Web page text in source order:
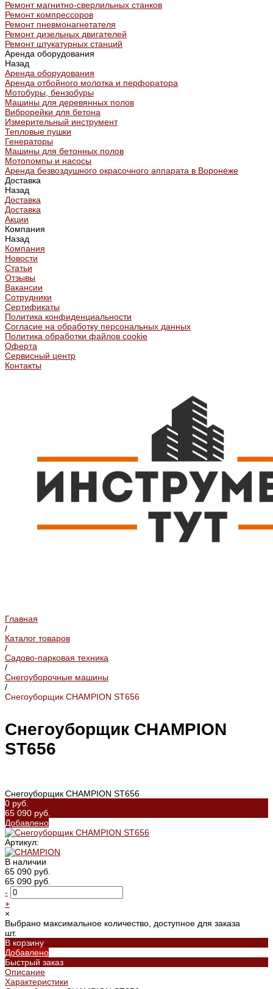
Ремонт магнитно-сверлильных станков
Ремонт компрессоров
Ремонт пневмонагнетателя
Ремонт дизельных двигателей
Ремонт штукатурных станций
Аренда оборудования
Назад
Аренда оборудования
Аренда отбойного молотка и перфоратора
Мотобуры, бензобуры
Машины для деревянных полов
Виброрейки для бетона
Измерительный инструмент
Тепловые пушки
Генераторы
Машины для бетонных полов
Мотопомпы и насосы
Аренда безвоздушного окрасочного аппарата в Воронеже
Доставка
Назад
Доставка
Доставка
Акции
Компания
Назад
Компания
Новости
Статьи
Отзывы
Вакансии
Сотрудники
Сертификаты
Политика конфиденциальности
Согласие на обработку персональных данных
Политика обработки файлов cookie
Оферта
Сервисный центр
Контакты
Главная
/
Каталог товаров
/
Садово-парковая техника
/
Снегоуборочные машины
/
Снегоуборщик CHAMPION ST656
Снегоуборщик CHAMPION
ST656
Снегоуборщик CHAMPION ST656
0 руб.
65 090 руб.
Добавлено
Артикул:
В наличии
65 090 руб.
65 090 руб.
-
+
×
Выбрано максимальное количество, доступное для заказа
шт.
В корзину
Добавлено
Быстрый заказ
Описание
Характеристики